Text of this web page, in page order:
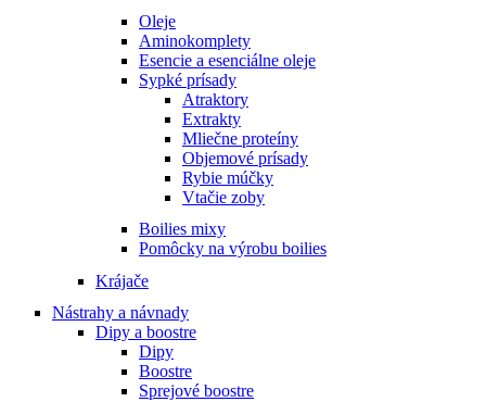
Oleje
Aminokomplety
Esencie a esenciálne oleje
Sypké prísady
Atraktory
Extrakty
Mliečne proteíny
Objemové prísady
Rybie múčky
Vtačie zoby
Boilies mixy
Pomôcky na výrobu boilies
Krájače
Nástrahy a návnady
Dipy a boostre
Dipy
Boostre
Sprejové boostre